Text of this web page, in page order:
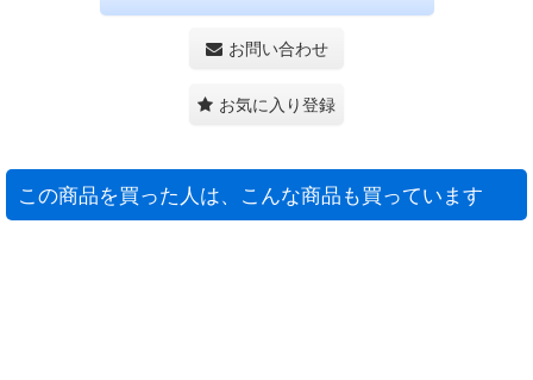
お問い合わせ
お気に入り登録
この商品を買った人は、こんな商品も買っています